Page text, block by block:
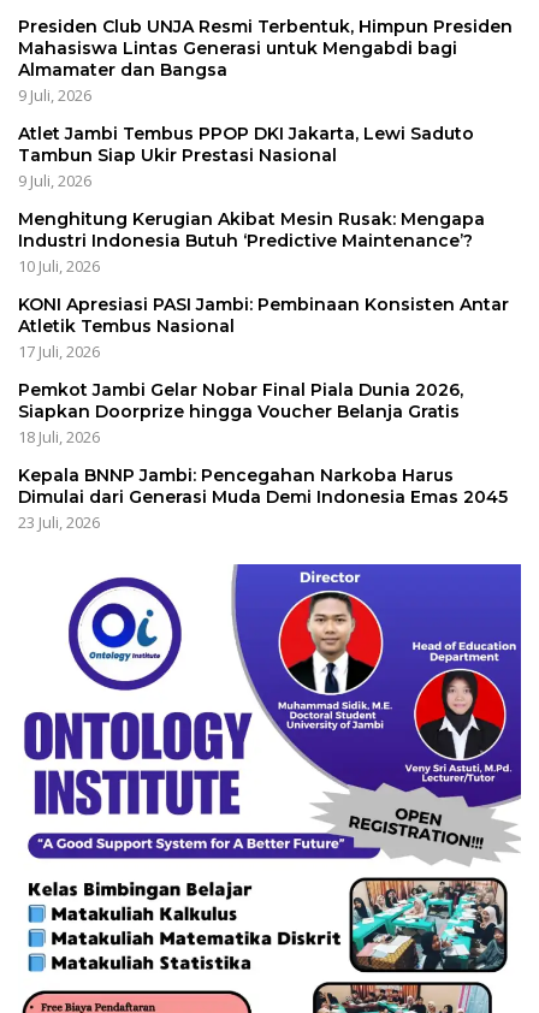
Presiden Club UNJA Resmi Terbentuk, Himpun Presiden
Mahasiswa Lintas Generasi untuk Mengabdi bagi
Almamater dan Bangsa
9 Juli, 2026
Atlet Jambi Tembus PPOP DKI Jakarta, Lewi Saduto
Tambun Siap Ukir Prestasi Nasional
9 Juli, 2026
Menghitung Kerugian Akibat Mesin Rusak: Mengapa
Industri Indonesia Butuh ‘Predictive Maintenance’?
10 Juli, 2026
KONI Apresiasi PASI Jambi: Pembinaan Konsisten Antar
Atletik Tembus Nasional
17 Juli, 2026
Pemkot Jambi Gelar Nobar Final Piala Dunia 2026,
Siapkan Doorprize hingga Voucher Belanja Gratis
18 Juli, 2026
Kepala BNNP Jambi: Pencegahan Narkoba Harus
Dimulai dari Generasi Muda Demi Indonesia Emas 2045
23 Juli, 2026